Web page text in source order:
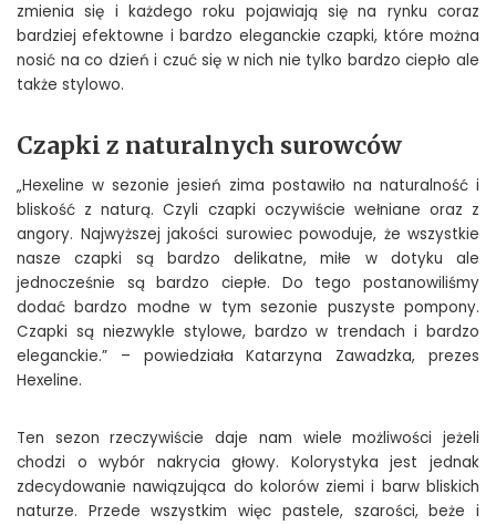
zmienia się i każdego roku pojawiają się na rynku coraz
bardziej efektowne i bardzo eleganckie czapki, które można
nosić na co dzień i czuć się w nich nie tylko bardzo ciepło ale
także stylowo.
Czapki z naturalnych surowców
„Hexeline w sezonie jesień zima postawiło na naturalność i
bliskość z naturą. Czyli czapki oczywiście wełniane oraz z
angory. Najwyższej jakości surowiec powoduje, że wszystkie
nasze czapki są bardzo delikatne, miłe w dotyku ale
jednocześnie są bardzo ciepłe. Do tego postanowiliśmy
dodać bardzo modne w tym sezonie puszyste pompony.
Czapki są niezwykle stylowe, bardzo w trendach i bardzo
eleganckie.” – powiedziała Katarzyna Zawadzka, prezes
Hexeline.
Ten sezon rzeczywiście daje nam wiele możliwości jeżeli
chodzi o wybór nakrycia głowy. Kolorystyka jest jednak
zdecydowanie nawiązująca do kolorów ziemi i barw bliskich
naturze. Przede wszystkim więc pastele, szarości, beże i